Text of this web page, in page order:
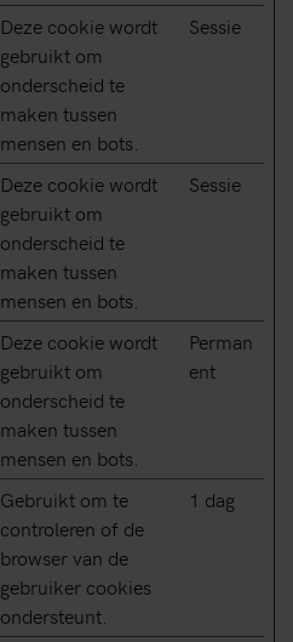
Deze cookie wordt
gebruikt om
onderscheid te
maken tussen
mensen en bots.
Sessie
Deze cookie wordt
gebruikt om
onderscheid te
maken tussen
mensen en bots.
Sessie
Deze cookie wordt
gebruikt om
onderscheid te
maken tussen
mensen en bots.
Perman
ent
Gebruikt om te
controleren of de
browser van de
gebruiker cookies
ondersteunt.
1 dag